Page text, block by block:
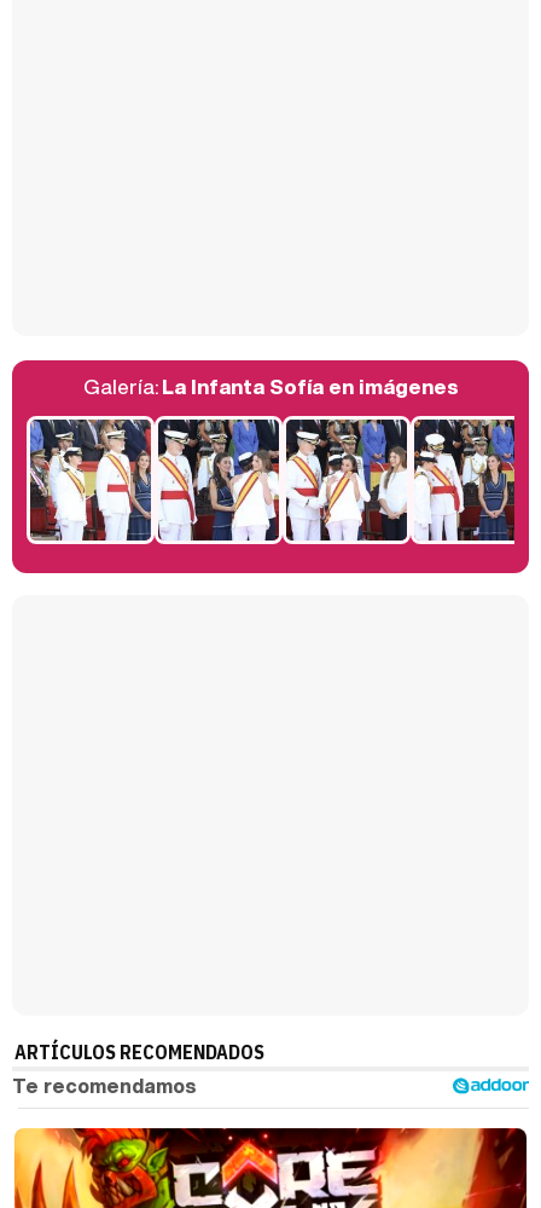
Manu Baqueiro: "Tuve como referente a Bruce Willis en 'Luz de Luna' para mi trabajo en la serie 'Perdiendo el juicio'"
Galería:La Infanta Sofía en imágenes
ARTÍCULOS RECOMENDADOS